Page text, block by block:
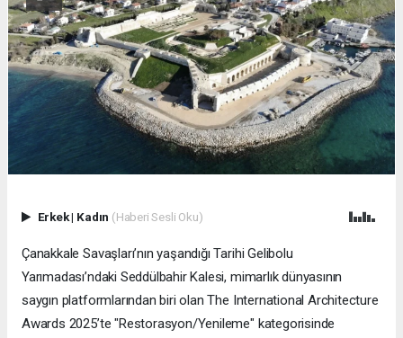
Erkek| Kadın (Haberi Sesli Oku)
Çanakkale Savaşları’nın yaşandığı Tarihi Gelibolu
Yarımadası’ndaki Seddülbahir Kalesi, mimarlık dünyasının
saygın platformlarından biri olan The International Architecture
Awards 2025’te "Restorasyon/Yenileme" kategorisinde